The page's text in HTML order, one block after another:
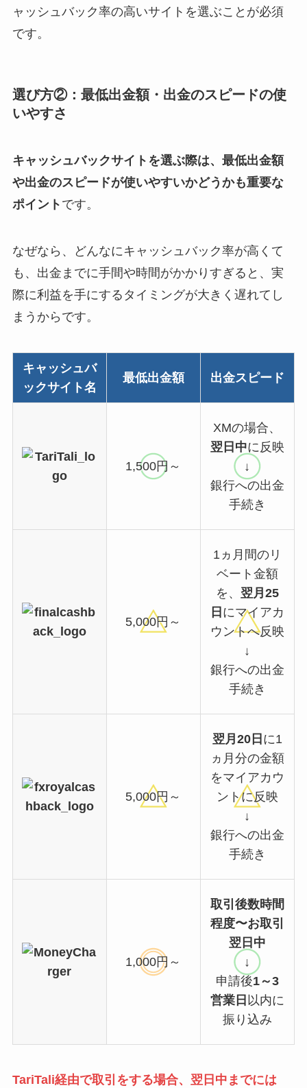
ャッシュバック率の高いサイトを選ぶことが必須
です。
選び方②：最低出金額・出金のスピードの使
いやすさ
キャッシュバックサイトを選ぶ際は、最低出金額
や出金のスピードが使いやすいかどうかも重要な
ポイント です。
なぜなら、どんなにキャッシュバック率が高くて
も、出金までに手間や時間がかかりすぎると、実
際に利益を手にするタイミングが大きく遅れてし
まうからです。
キャッシュバ
ックサイト名
最低出金額 出金スピード
1,500円～
XMの場合、
翌日中に反映
↓
銀行への出金
手続き
5,000円～
1ヵ月間のリ
ベート金額
を、 翌月25
日 にマイアカ
ウントへ反映
↓
銀行への出金
手続き
5,000円～
翌月20日 に1
ヵ月分の金額
をマイアカウ
ントに反映
↓
銀行への出金
手続き
1,000円～
取引後数時間
程度〜お取引
翌日中
↓
申請後1～3
営業日 以内に
振り込み
TariTali経由で取引をする場合、翌日中までには